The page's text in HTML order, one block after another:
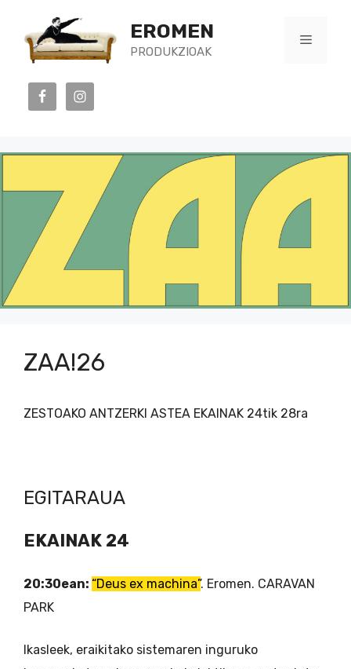
content
EROMEN
PRODUKZIOAK
Menu
ZAA!26
ZESTOAKO ANTZERKI ASTEA EKAINAK 24tik 28ra
EGITARAUA
EKAINAK 24
20:30ean: “Deus ex machina”. Eromen. CARAVAN
PARK
Ikasleek, eraikitako sistemaren inguruko